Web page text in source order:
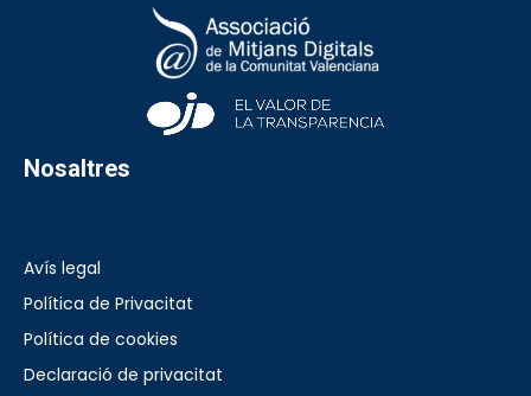
Nosaltres
Avís legal
Política de Privacitat
Política de cookies
Declaració de privacitat